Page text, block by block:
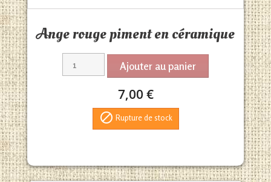
Ange rouge piment en céramique
Ajouter au panier
7,00 €
 Rupture de stock